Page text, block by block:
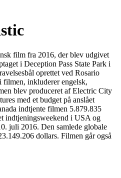
film fra 2016, der blev udgivet
i Deception Pass State Park i
oprettet ved Rosario
filmen, inkluderer engelsk,
blev produceret af Electric City
med et budget på anslået
indtjente filmen 5.879.835
indtjeningsweekend i USA og
juli 2016. Den samlede globale
dollars. Filmen går også